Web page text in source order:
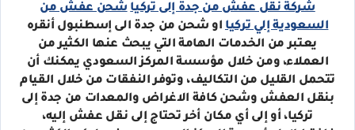
شركة نقل عفش من جدة إلى تركيا شحن عفش من
السعودية إلي تركيا او شحن من جدة الى إسطنبول أنقره
يعتبر من الخدمات الهامة التي يبحث عنها الكثير من
العملاء، ومن خلال مؤسسة المركز السعودي يمكنك أن
تتحمل القليل من التكاليف، وتوفر النفقات من خلال القيام
بنقل العفش وشحن كافة الاغراض والمعدات من جدة إلى
تركيا، أو إلى أي مكان أخر تحتاج إلى نقل عفش إليه،